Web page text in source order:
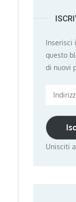
Inserisci
questo
di nuovi
Indirizzo
Unisciti